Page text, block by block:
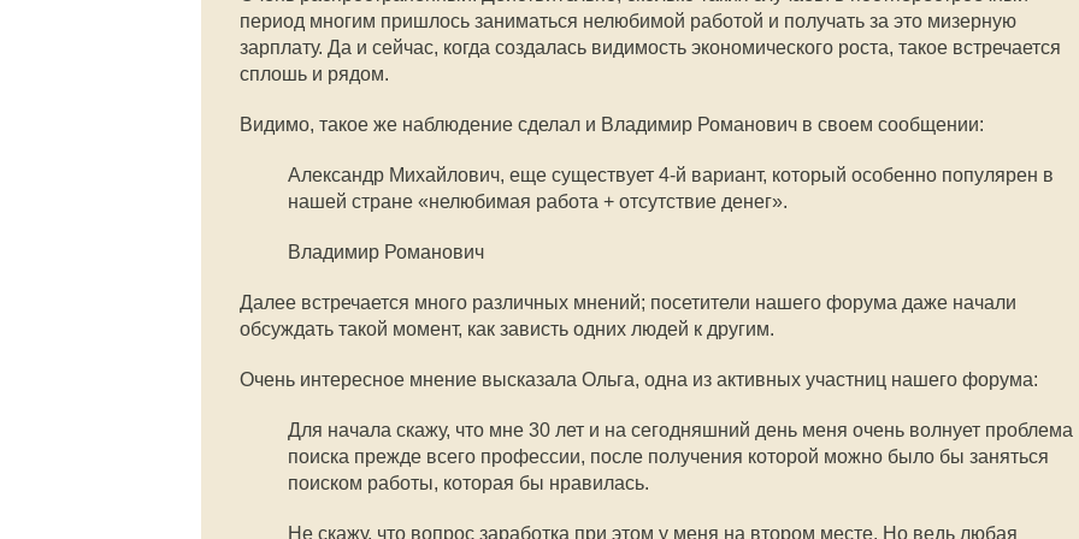
период многим пришлось заниматься нелюбимой работой и получать за это мизерную
зарплату. Да и сейчас, когда создалась видимость экономического роста, такое встречается
сплошь и рядом.
Видимо, такое же наблюдение сделал и Владимир Романович в своем сообщении:
Александр Михайлович, еще существует 4-й вариант, который особенно популярен в
нашей стране «нелюбимая работа + отсутствие денег».
Владимир Романович
Далее встречается много различных мнений; посетители нашего форума даже начали
обсуждать такой момент, как зависть одних людей к другим.
Очень интересное мнение высказала Ольга, одна из активных участниц нашего форума:
Для начала скажу, что мне 30 лет и на сегодняшний день меня очень волнует проблема
поиска прежде всего профессии, после получения которой можно было бы заняться
поиском работы, которая бы нравилась.
Не скажу, что вопрос заработка при этом у меня на втором месте. Но ведь любая